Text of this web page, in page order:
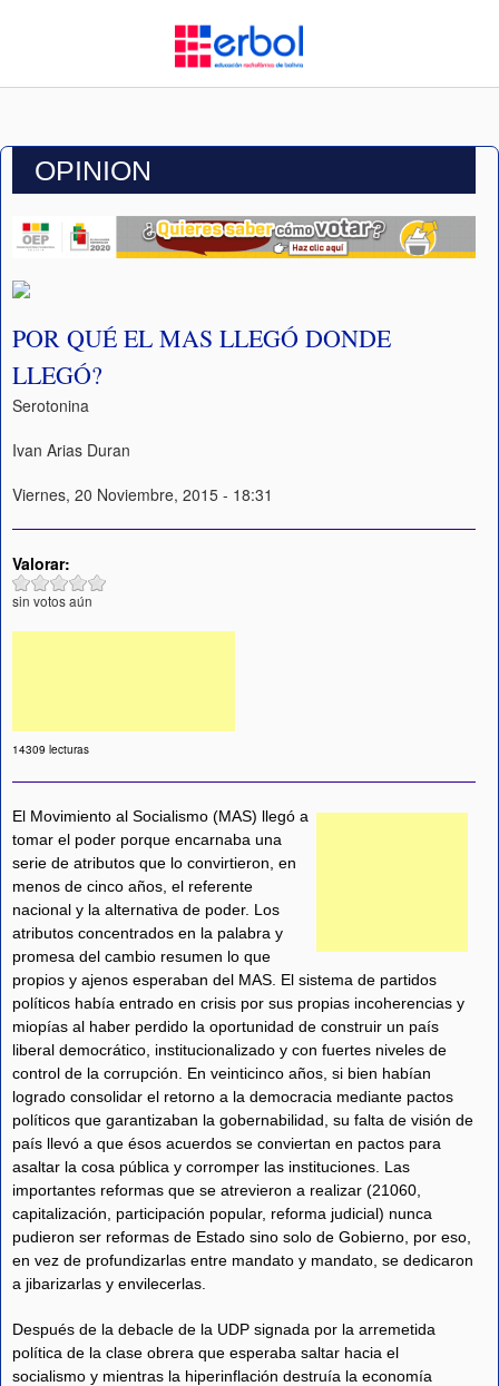
OPINION
POR QUÉ EL MAS LLEGÓ DONDE
LLEGÓ?
Serotonina
Ivan Arias Duran
Viernes, 20 Noviembre, 2015 - 18:31
Valorar:
sin votos aún
14309 lecturas
El Movimiento al Socialismo (MAS) llegó a
tomar el poder porque encarnaba una
serie de atributos que lo convirtieron, en
menos de cinco años, el referente
nacional y la alternativa de poder. Los
atributos concentrados en la palabra y
promesa del cambio resumen lo que
propios y ajenos esperaban del MAS. El sistema de partidos
políticos había entrado en crisis por sus propias incoherencias y
miopías al haber perdido la oportunidad de construir un país
liberal democrático, institucionalizado y con fuertes niveles de
control de la corrupción. En veinticinco años, si bien habían
logrado consolidar el retorno a la democracia mediante pactos
políticos que garantizaban la gobernabilidad, su falta de visión de
país llevó a que ésos acuerdos se conviertan en pactos para
asaltar la cosa pública y corromper las instituciones. Las
importantes reformas que se atrevieron a realizar (21060,
capitalización, participación popular, reforma judicial) nunca
pudieron ser reformas de Estado sino solo de Gobierno, por eso,
en vez de profundizarlas entre mandato y mandato, se dedicaron
a jibarizarlas y envilecerlas.
Después de la debacle de la UDP signada por la arremetida
política de la clase obrera que esperaba saltar hacia el
socialismo y mientras la hiperinflación destruía la economía